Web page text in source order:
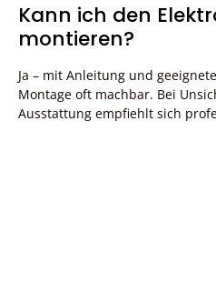
Kann ich den
montieren?
Ja – mit Anleitung und
Montage oft machbar. Bei
Ausstattung empfiehlt sich